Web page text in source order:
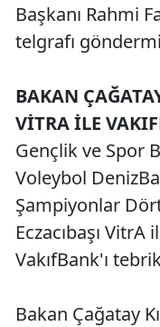
Başkanı Rahmi
telgrafı
BAKAN
VİTRA İLE
Gençlik ve Spor
Voleybol
Şampiyonlar
Eczacıbaşı
VakıfBank'ı
Bakan Çağatay